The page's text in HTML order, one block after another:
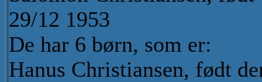
29/12 1953
De har 6 børn, som er:
Hanus Christiansen, født